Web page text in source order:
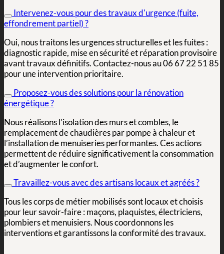
Intervenez-vous pour des travaux d'urgence (fuite,
effondrement partiel) ?
Oui, nous traitons les urgences structurelles et les fuites :
diagnostic rapide, mise en sécurité et réparation provisoire
avant travaux définitifs. Contactez-nous au 06 67 22 51 85
pour une intervention prioritaire.
Proposez-vous des solutions pour la rénovation
énergétique ?
Nous réalisons l’isolation des murs et combles, le
remplacement de chaudières par pompe à chaleur et
l’installation de menuiseries performantes. Ces actions
permettent de réduire significativement la consommation
et d’augmenter le confort.
Travaillez-vous avec des artisans locaux et agréés ?
Tous les corps de métier mobilisés sont locaux et choisis
pour leur savoir-faire : maçons, plaquistes, électriciens,
plombiers et menuisiers. Nous coordonnons les
interventions et garantissons la conformité des travaux.